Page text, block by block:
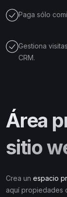
Paga sólo
Gestiona
CRM.
Área
sitio
Crea un espacio
aquí propiedades